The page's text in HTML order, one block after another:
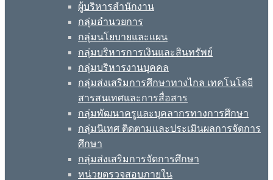
ผู้บริหารสำนักงาน
กลุ่มอำนวยการ
กลุ่มนโยบายและแผน
กลุ่มบริหารการเงินและสินทรัพย์
กลุ่มบริหารงานบุคคล
กลุ่มส่งเสริมการศึกษาทางไกล เทคโนโลยี
สารสนเทศและการสื่อสาร
กลุ่มพัฒนาครูและบุคลากรทางการศึกษา
กลุ่มนิเทศ ติดตามและประเมินผลการจัดการ
ศึกษา
กลุ่มส่งเสริมการจัดการศึกษา
หน่วยตรวจสอบภายใน